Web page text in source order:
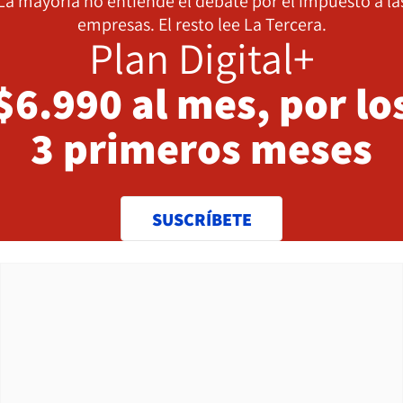
empresas. El resto lee La Tercera.
Plan Digital+
al mes, por
3 primeros meses
SUSCRÍBETE